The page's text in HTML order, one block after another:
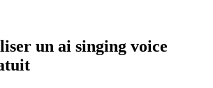
un ai singing voice